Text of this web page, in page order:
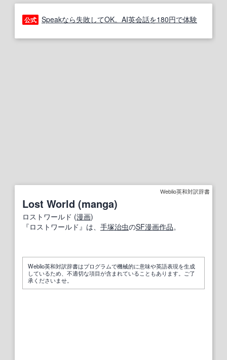
公式 Speakなら失敗してOK。AI英会話を180円で体験
Weblio英和対訳辞書
Lost World (manga)
ロストワールド (漫画)
『ロストワールド』は、 手塚治虫のSF漫画作品。
Weblio英和対訳辞書はプログラムで機械的に意味や英語表現を生成
しているため、不適切な項目が含まれていることもあります。ご了
承くださいませ。